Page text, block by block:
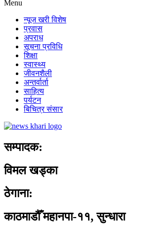
Menu
न्यूज खरी विशेष
प्रवास
अपराध
सूचना प्रविधि
शिक्षा
स्वास्थ्य
जीवनशैली
अन्तर्वार्ता
साहित्य
पर्यटन
बिचित्र संसार
सम्पादक:
विमल खड्का
ठेगाना:
काठमाडौँ महानपा-११, सुन्धारा